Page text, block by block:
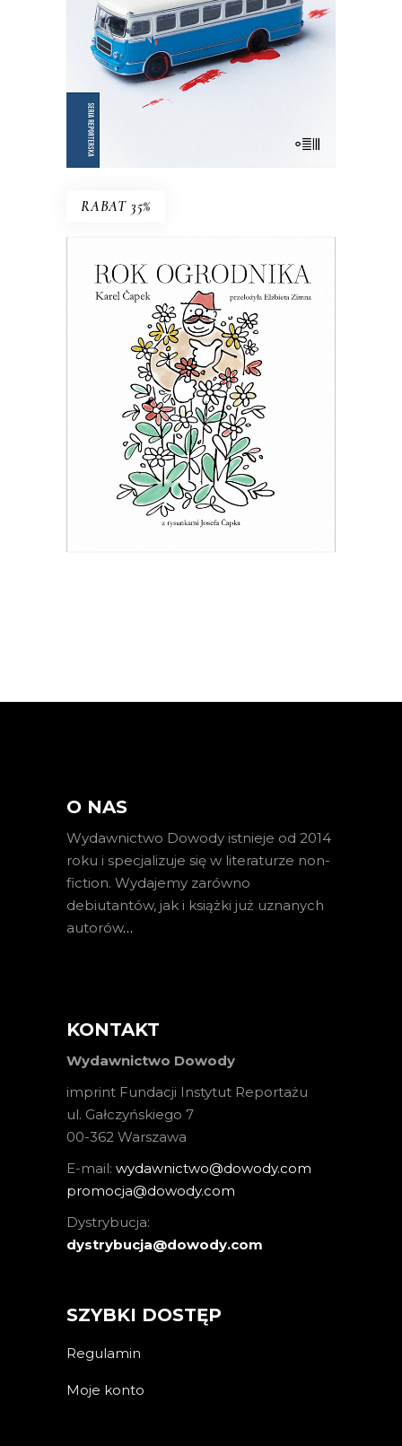
KSIĄŻKA DO KOSZYKA
RABAT 35%
ROK OGRODNIKA
Esej o ogrodnictwie – z czeskim
przymrużeniem oka
61.00zł 39.65zł
KSIĄŻKA DO KOSZYKA
O NAS
Wydawnictwo Dowody istnieje od 2014
roku i specjalizuje się w literaturze non-
fiction. Wydajemy zarówno
debiutantów, jak i książki już uznanych
autorów…
KONTAKT
Wydawnictwo Dowody
imprint Fundacji Instytut Reportażu
ul. Gałczyńskiego 7
00-362 Warszawa
E-mail: wydawnictwo@dowody.com
promocja@dowody.com
Dystrybucja:
dystrybucja@dowody.com
SZYBKI DOSTĘP
Regulamin
Moje konto